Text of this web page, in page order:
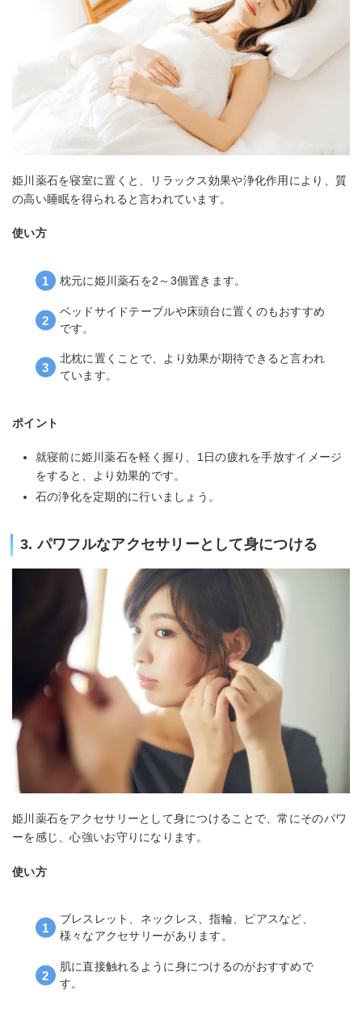
姫川薬石を寝室に置くと、リラックス効果や浄化作用により、質
の高い睡眠を得られると言われています。
使い方
枕元に姫川薬石を2～3個置きます。
ベッドサイドテーブルや床頭台に置くのもおすすめ
です。
北枕に置くことで、より効果が期待できると言われ
ています。
ポイント
就寝前に姫川薬石を軽く握り、1日の疲れを手放すイメージ
をすると、より効果的です。
石の浄化を定期的に行いましょう。
3. パワフルなアクセサリーとして身につける
姫川薬石をアクセサリーとして身につけることで、常にそのパワ
ーを感じ、心強いお守りになります。
使い方
ブレスレット、ネックレス、指輪、ピアスなど、
様々なアクセサリーがあります。
肌に直接触れるように身につけるのがおすすめで
す。